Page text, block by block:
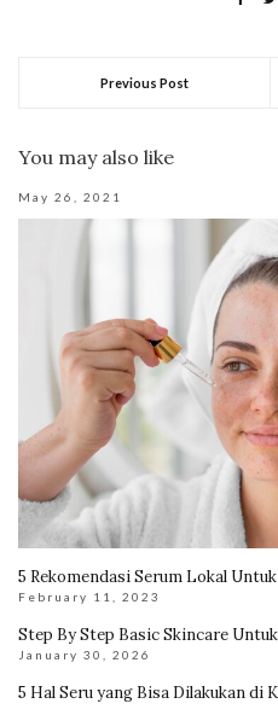
Previous Post
You may also like
May 26, 2021
5 Rekomendasi Serum Lokal
February 11, 2023
Step By Step Basic Skincare
January 30, 2026
5 Hal Seru yang Bisa Dilakukan di